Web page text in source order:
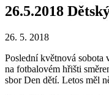
26.5.2018
26. 5. 2018
Poslední květnová sobota
na fotbalovém hřišti
sbor Den dětí. Letos měl